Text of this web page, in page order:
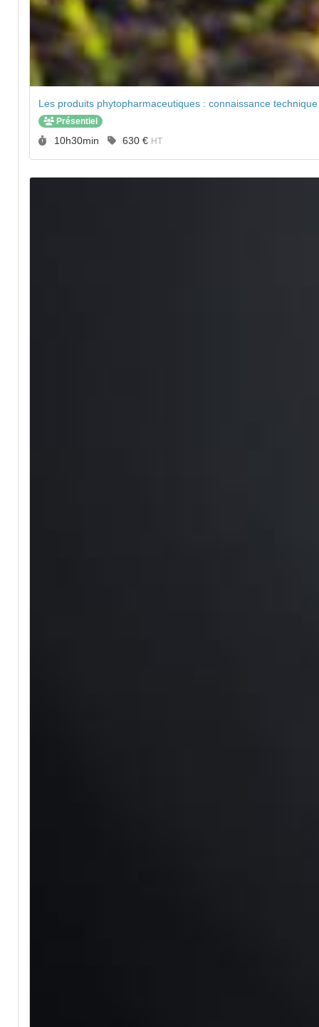
Les produits phytopharmaceutiques : connaissance
Présentiel
Durée :
10h30min Prix :
630 € HT